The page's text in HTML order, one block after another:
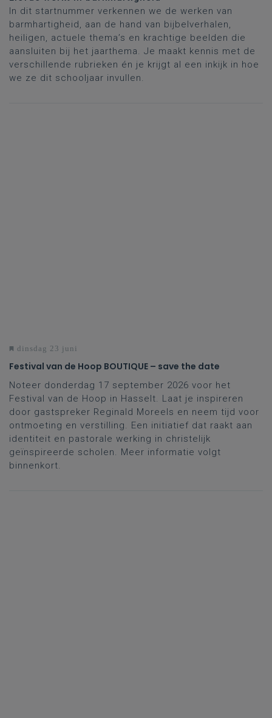
In dit startnummer verkennen we de werken van
barmhartigheid, aan de hand van bijbelverhalen,
heiligen, actuele thema’s en krachtige beelden die
aansluiten bij het jaarthema. Je maakt kennis met de
verschillende rubrieken én je krijgt al een inkijk in hoe
we ze dit schooljaar invullen.
dinsdag 23 juni
Festival van de Hoop BOUTIQUE – save the date
Noteer donderdag 17 september 2026 voor het
Festival van de Hoop in Hasselt. Laat je inspireren
door gastspreker Reginald Moreels en neem tijd voor
ontmoeting en verstilling. Een initiatief dat raakt aan
identiteit en pastorale werking in christelijk
geïnspireerde scholen. Meer informatie volgt
binnenkort.